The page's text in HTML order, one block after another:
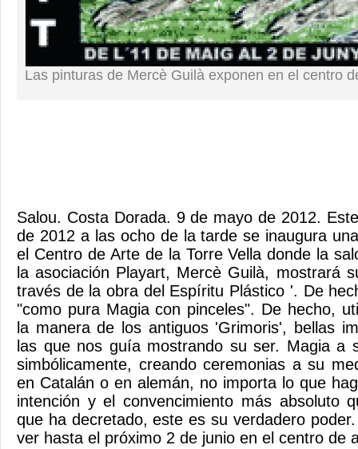
Las pinturas de Mercè Guilà exponen en el centro
Salou. Costa Dorada. 9 de mayo de 2012.
de 2012 a las ocho de la tarde se inaugura
el Centro de Arte de la Torre Vella donde la
la asociación Playart, Mercè Guilà, mostrará
través de la obra del Espíritu Plástico '. De
"como pura Magia con pinceles". De hecho,
la manera de los antiguos 'Grimoris', bellas
las que nos guía mostrando su ser. Magia a
simbólicamente, creando ceremonias a su
en Catalán o en alemán, no importa lo que
intención y el convencimiento más absoluto
que ha decretado, este es su verdadero
ver hasta el próximo 2 de junio en el centro de